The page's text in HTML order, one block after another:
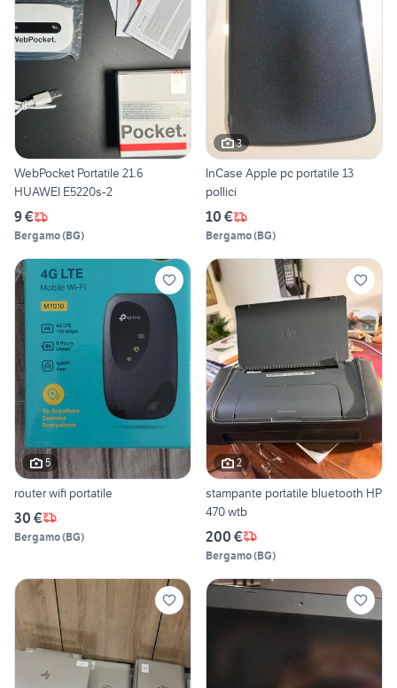
WebPocket Portatile 21.6
HUAWEI E5220s-2
9 €
Bergamo(BG)
3
InCase Apple pc portatile 13
pollici
10 €
Bergamo(BG)
5
router wifi portatile
30 €
Bergamo(BG)
2
stampante portatile bluetooth HP
470 wtb
200 €
Bergamo(BG)